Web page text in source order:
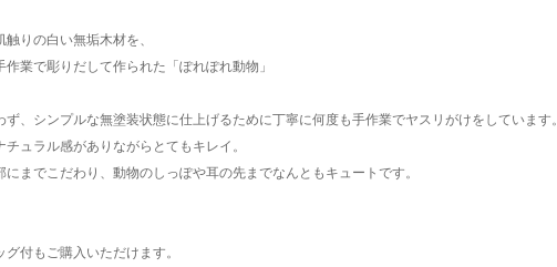
りの白い無垢木材を、
業で彫りだして作られた「ぽれぽれ動物」
ず、シンプルな無塗装状態に仕上げるために丁寧に何度も手作業でヤスリがけをしています。
チュラル感がありながらとてもキレイ。
にまでこだわり、動物のしっぽや耳の先までなんともキュートです。
付もご購入いただけます。